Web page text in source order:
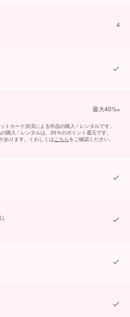
4
最⼤40%※
トカード決済による作品の購入 / レンタルです。
購入 / レンタルは、20％のポイント還元です。
あります。くわしくはこちらをご確認ください。